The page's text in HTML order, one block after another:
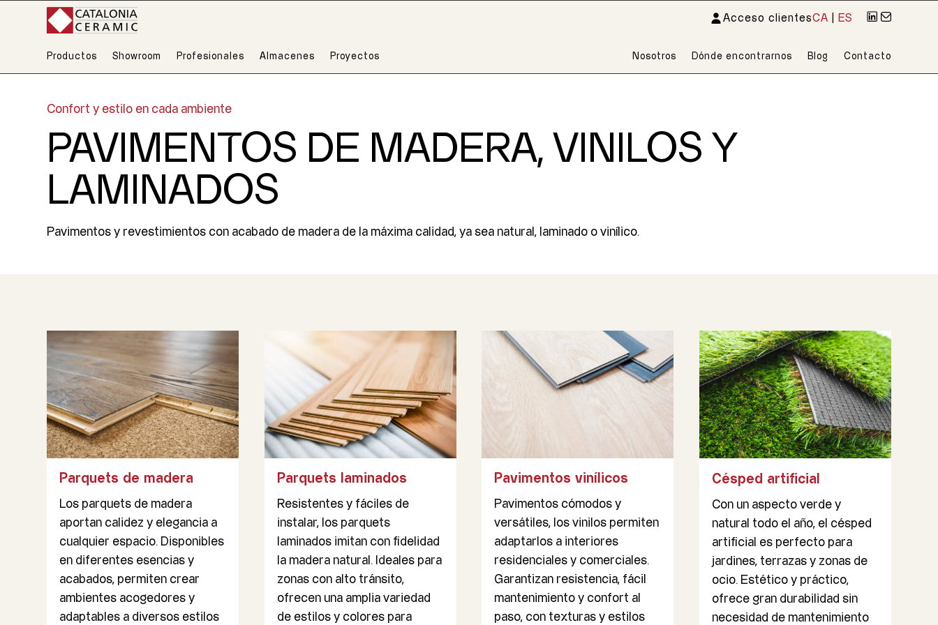
Acceso clientesCA ES
Productos Showroom Profesionales Almacenes Proyectos Nosotros Dónde encontrarnos Blog Contacto
Confort y estilo en cada ambiente
PAVIMENTOS DE MADERA, VINILOS Y
LAMINADOS
Pavimentos y revestimientos con acabado de madera de la máxima calidad, ya sea natural, laminado o vinílico.
Parquets de madera
Los parquets de madera
aportan calidez y elegancia a
cualquier espacio. Disponibles
en diferentes esencias y
acabados, permiten crear
ambientes acogedores y
adaptables a diversos estilos
Parquets laminados
Resistentes y fáciles de
instalar, los parquets
laminados imitan con fidelidad
la madera natural. Ideales para
zonas con alto tránsito,
ofrecen una amplia variedad
de estilos y colores para
Pavimentos vinílicos
Pavimentos cómodos y
versátiles, los vinilos permiten
adaptarlos a interiores
residenciales y comerciales.
Garantizan resistencia, fácil
mantenimiento y confort al
paso, con texturas y estilos
Césped artificial
Con un aspecto verde y
natural todo el año, el césped
artificial es perfecto para
jardines, terrazas y zonas de
ocio. Estético y práctico,
ofrece gran durabilidad sin
necesidad de mantenimiento